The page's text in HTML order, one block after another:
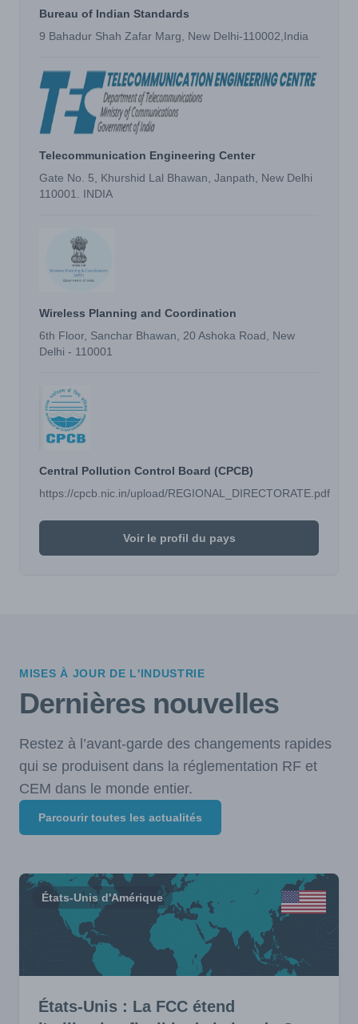
Bureau of Indian Standards
9 Bahadur Shah Zafar Marg, New Delhi-110002,India
Telecommunication Engineering Center
Gate No. 5, Khurshid Lal Bhawan, Janpath, New Delhi
110001. INDIA
Wireless Planning and Coordination
6th Floor, Sanchar Bhawan, 20 Ashoka Road, New
Delhi - 110001
Central Pollution Control Board (CPCB)
https://cpcb.nic.in/upload/REGIONAL_DIRECTORATE.pdf
Voir le profil du pays
MISES À JOUR DE L'INDUSTRIE
Dernières nouvelles
Restez à l’avant-garde des changements rapides
qui se produisent dans la réglementation RF et
CEM dans le monde entier.
Parcourir toutes les actualités
États-Unis d'Amérique
États-Unis : La FCC étend